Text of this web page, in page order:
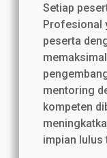
Setiap
Profesional
peserta
mentoring
kompeten
impian lulus